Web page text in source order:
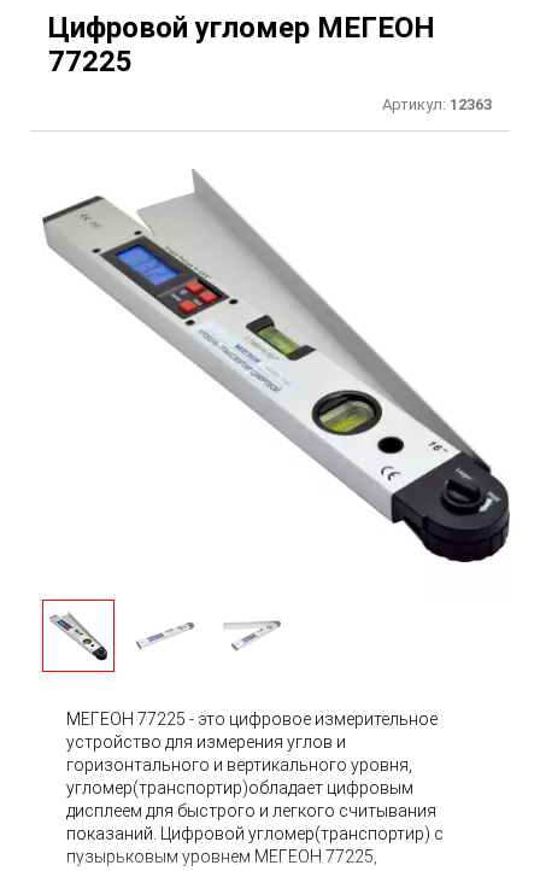
Цифровой угломер МЕГЕОН
77225
Артикул: 12363
МЕГЕОН 77225 - это цифровое измерительное
устройство для измерения углов и
горизонтального и вертикального уровня,
угломер(транспортир)обладает цифровым
дисплеем для быстрого и легкого считывания
показаний. Цифровой угломер(транспортир) с
пузырьковым уровнем МЕГЕОН 77225,